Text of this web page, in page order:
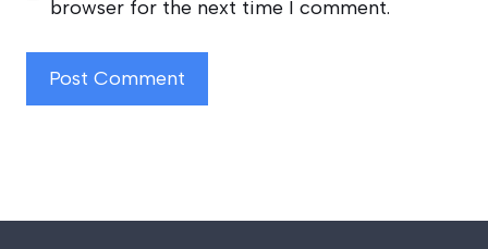
browser for the next time I comment.